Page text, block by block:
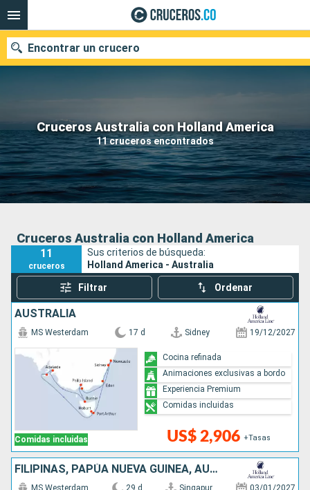
Cruceros Australia con Holland America
11 cruceros encontrados
Encontrar un crucero
Fecha de salida
Buscar
Cruceros Australia con Holland America
11
cruceros
Sus criterios de búsqueda:
Holland America - Australia
Filtrar Ordenar
AUSTRALIA
Comidas incluidas
MS Westerdam 17 d Sidney 19/12/2027
US$ 2,906 +Tasas
Cocina refinada
Animaciones exclusivas a bordo
Experiencia Premium
Comidas incluidas
FILIPINAS, PAPÚA NUEVA GUINEA, AUSTRALIA, INDONESIA, SINGAPUR